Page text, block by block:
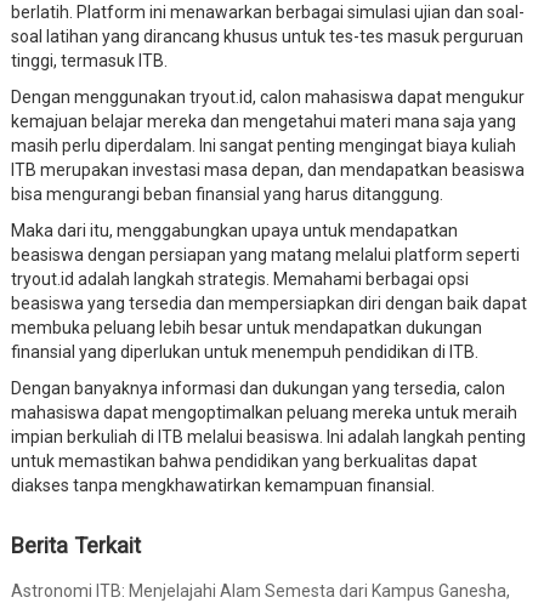
berlatih. Platform ini menawarkan berbagai simulasi ujian dan soal-
soal latihan yang dirancang khusus untuk tes-tes masuk perguruan
tinggi, termasuk ITB.
Dengan menggunakan tryout.id, calon mahasiswa dapat mengukur
kemajuan belajar mereka dan mengetahui materi mana saja yang
masih perlu diperdalam. Ini sangat penting mengingat biaya kuliah
ITB merupakan investasi masa depan, dan mendapatkan beasiswa
bisa mengurangi beban finansial yang harus ditanggung.
Maka dari itu, menggabungkan upaya untuk mendapatkan
beasiswa dengan persiapan yang matang melalui platform seperti
tryout.id adalah langkah strategis. Memahami berbagai opsi
beasiswa yang tersedia dan mempersiapkan diri dengan baik dapat
membuka peluang lebih besar untuk mendapatkan dukungan
finansial yang diperlukan untuk menempuh pendidikan di ITB.
Dengan banyaknya informasi dan dukungan yang tersedia, calon
mahasiswa dapat mengoptimalkan peluang mereka untuk meraih
impian berkuliah di ITB melalui beasiswa. Ini adalah langkah penting
untuk memastikan bahwa pendidikan yang berkualitas dapat
diakses tanpa mengkhawatirkan kemampuan finansial.
Berita Terkait
Astronomi ITB: Menjelajahi Alam Semesta dari Kampus Ganesha,